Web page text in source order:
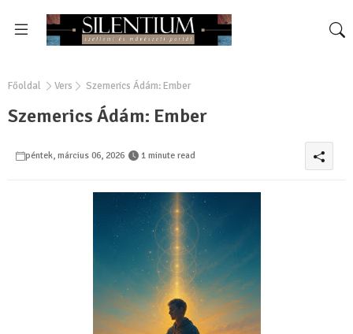
Főoldal Vers Szemerics Ádám: Ember
Szemerics Ádám: Ember
péntek, március 06, 2026 1 minute read